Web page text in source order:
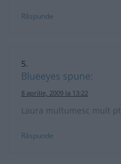
Răspunde
Blueeyes spune:
8 aprilie, 2009 la 13:22
Laura multumesc mult
Răspunde